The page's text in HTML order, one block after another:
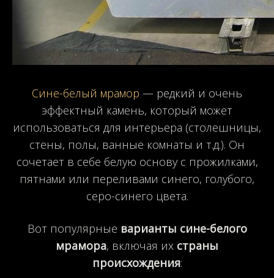
Сине-белый мрамор — редкий и очень
эффектный камень, который может
использоваться для интерьера (столешницы,
стены, полы, ванные комнаты и т.д.). Он
сочетает в себе белую основу с прожилками,
пятнами или переливами синего, голубого,
серо-синего цвета.
Вот популярные варианты сине-белого
мрамора, включая их страны
происхождения: